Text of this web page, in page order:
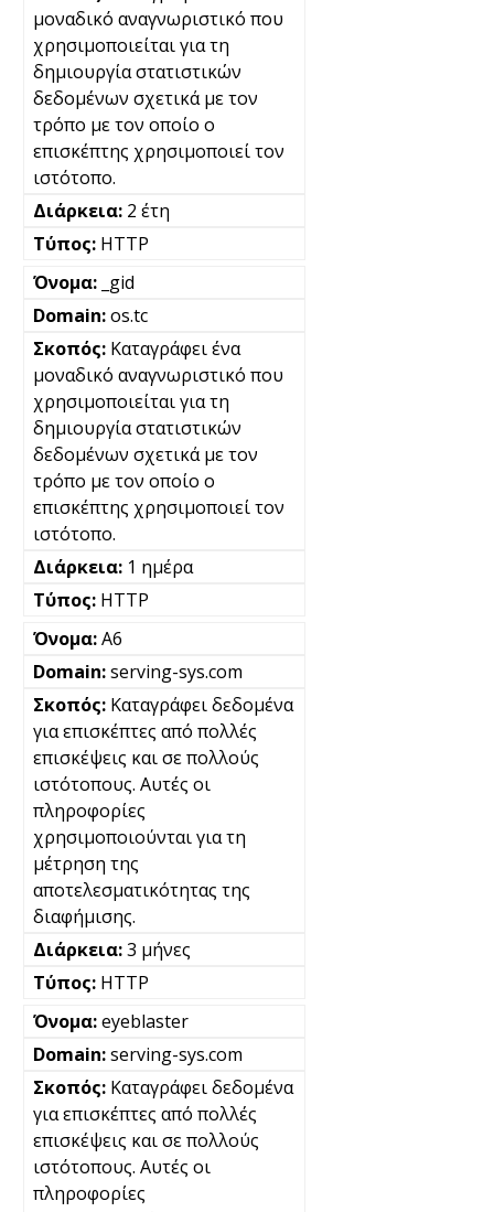
μοναδικό αναγνωριστικό που
χρησιμοποιείται για τη
δημιουργία στατιστικών
δεδομένων σχετικά με τον
τρόπο με τον οποίο ο
επισκέπτης χρησιμοποιεί τον
ιστότοπο.
2 έτη
HTTP
_gid
os.tc
Καταγράφει ένα
μοναδικό αναγνωριστικό που
χρησιμοποιείται για τη
δημιουργία στατιστικών
δεδομένων σχετικά με τον
τρόπο με τον οποίο ο
επισκέπτης χρησιμοποιεί τον
ιστότοπο.
1 ημέρα
HTTP
A6
serving-sys.com
Καταγράφει δεδομένα
για επισκέπτες από πολλές
επισκέψεις και σε πολλούς
ιστότοπους. Αυτές οι
πληροφορίες
χρησιμοποιούνται για τη
μέτρηση της
αποτελεσματικότητας της
διαφήμισης.
3 μήνες
HTTP
eyeblaster
serving-sys.com
Καταγράφει δεδομένα
για επισκέπτες από πολλές
επισκέψεις και σε πολλούς
ιστότοπους. Αυτές οι
πληροφορίες